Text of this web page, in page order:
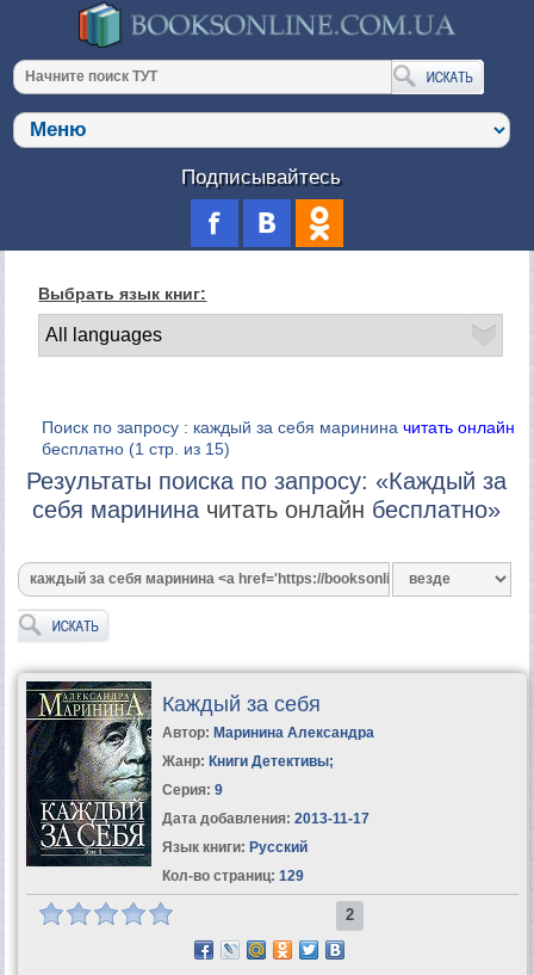
Подписывайтесь
Выбрать язык книг:
Поиск по запросу : каждый за себя марининачитать онлайн
бесплатно (1 стр. из 15)
Результаты поиска по запросу: «Каждый за
себя маринина читать онлайн бесплатно»
Каждый за себя
Автор: Маринина Александра
Жанр: Книги Детективы;
Серия: 9
Дата добавления: 2013-11-17
Язык книги: Русский
Кол-во страниц: 129
2